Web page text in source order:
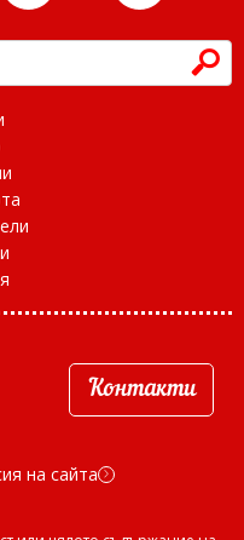
h
Контакти
на сайта d